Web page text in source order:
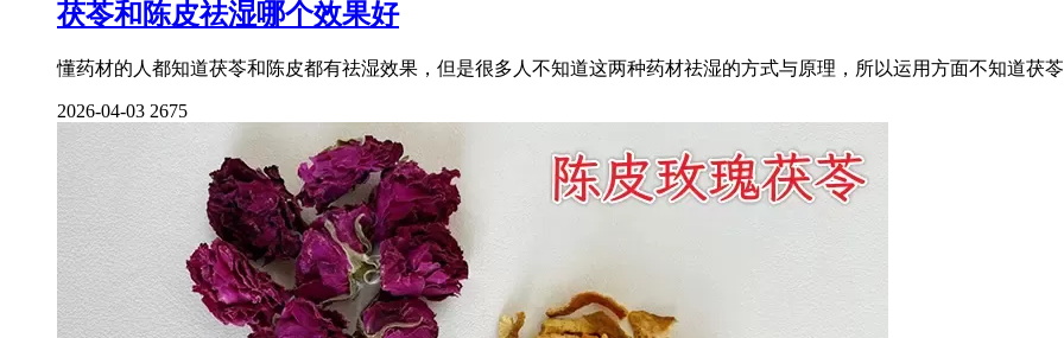
茯苓和陈皮祛湿哪个效果好
懂药材的人都知道茯苓和陈皮都有祛湿效果，但是很多人不知道这两种药材祛湿的方式与原理，所以运用方面不知道茯
2026-04-03 2675